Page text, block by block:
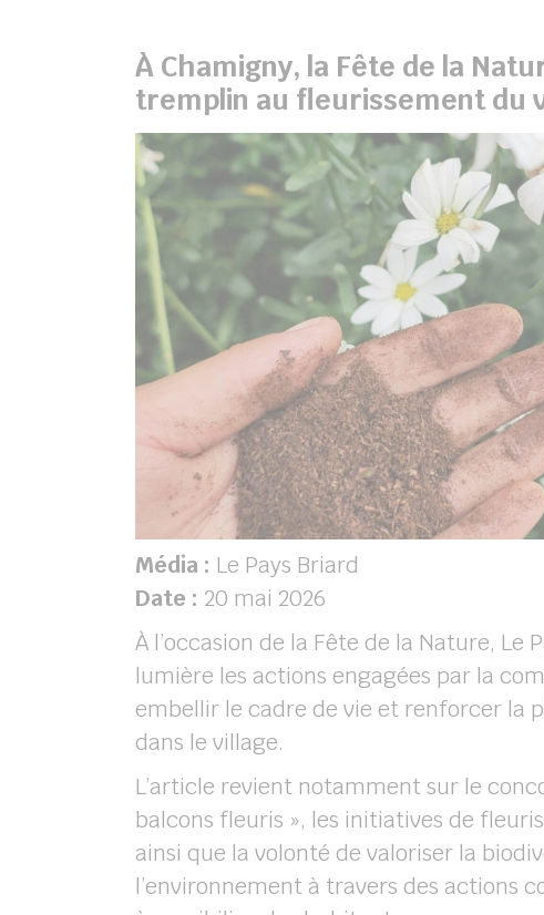
À Chamigny, la Fête de la
tremplin au fleurissement du
Média : Le Pays Briard
Date : 20 mai 2026
À l’occasion de la Fête de la Nature, Le
lumière les actions engagées par la
embellir le cadre de vie et renforcer la
dans le village.
L’article revient notamment sur le
balcons fleuris », les initiatives de
ainsi que la volonté de valoriser la
l’environnement à travers des actions